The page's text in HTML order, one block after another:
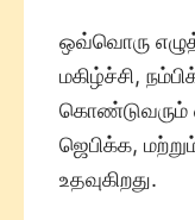
ஒவ்வொரு
மகிழ்ச்சி,
கொண்டுவரும்
ஜெபிக்க,
உதவுகிறது.